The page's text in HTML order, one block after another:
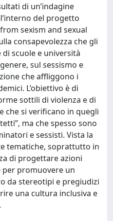
di un’indagine
del progetto
from sexism and sexual
consapevolezza che gli
scuole e università
sul sessismo e
che affliggono i
L’obiettivo è di
sottili di violenza e di
che si verificano in quegli
ma che spesso sono
e sessisti. Vista la
tematiche, soprattutto in
di progettare azioni
per promuovere un
da stereotipi e pregiudizi
una cultura inclusiva e